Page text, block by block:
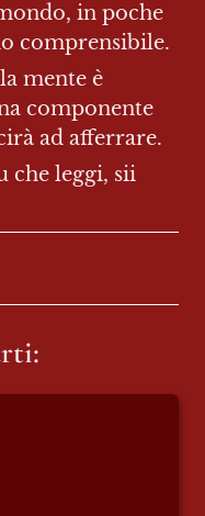
in poche
comprensibile.
mente è
componente
ad afferrare.
che leggi, sii